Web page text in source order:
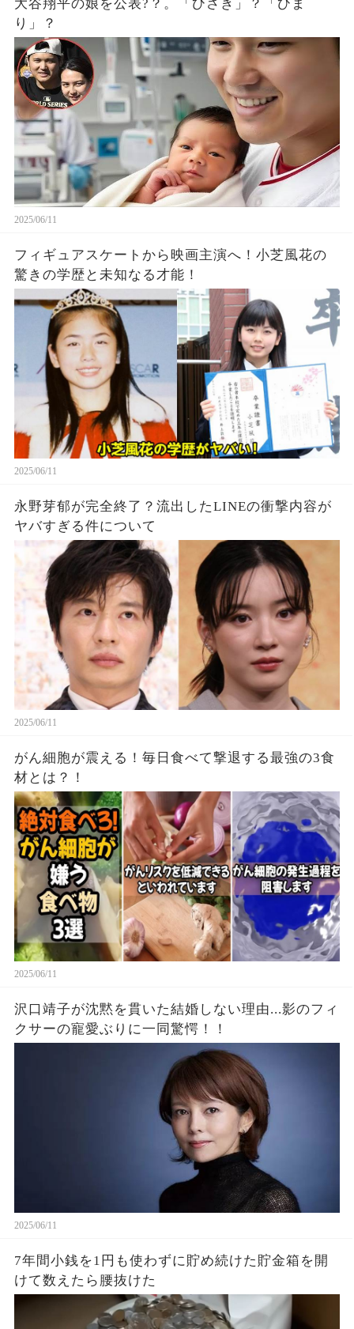
大谷翔平の娘を公表?？。「ひさき」？「ひま
り」？
2025/06/11
フィギュアスケートから映画主演へ！小芝風花の
驚きの学歴と未知なる才能！
2025/06/11
永野芽郁が完全終了？流出したLINEの衝撃内容が
ヤバすぎる件について
2025/06/11
がん細胞が震える！毎日食べて撃退する最強の3食
材とは？！
2025/06/11
沢口靖子が沈黙を貫いた結婚しない理由...影のフィ
クサーの寵愛ぶりに一同驚愕！！
2025/06/11
7年間小銭を1円も使わずに貯め続けた貯金箱を開
けて数えたら腰抜けた